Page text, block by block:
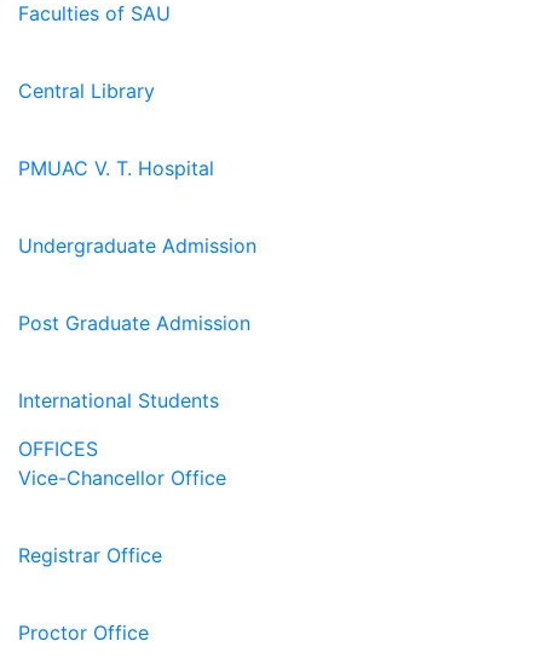
Faculties of SAU
Central Library
PMUAC V. T. Hospital
Undergraduate Admission
Post Graduate Admission
International Students
OFFICES
Vice-Chancellor Office
Registrar Office
Proctor Office